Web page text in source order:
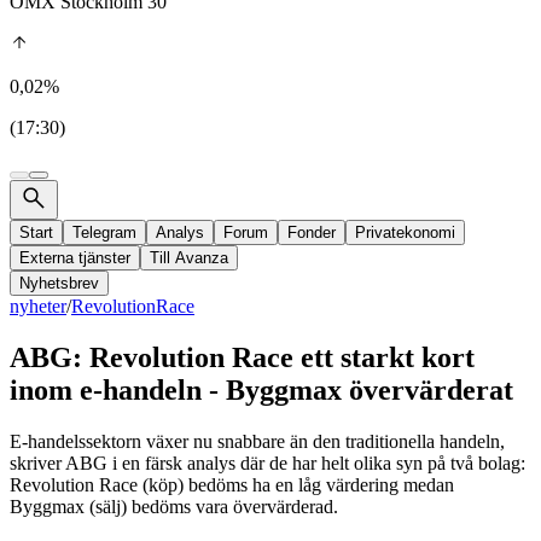
0,02%
(17:30)
Start Telegram Analys Forum Fonder
Privatekonomi
Externa tjänster
Till Avanza
Nyhetsbrev
nyheter/RevolutionRace
ABG: Revolution Race ett starkt kort
inom e-handeln - Byggmax övervärderat
E-handelssektorn växer nu snabbare än den traditionella handeln,
skriver ABG i en färsk analys där de har helt olika syn på två bolag:
Revolution Race (köp) bedöms ha en låg värdering medan
Byggmax (sälj) bedöms vara övervärderad.